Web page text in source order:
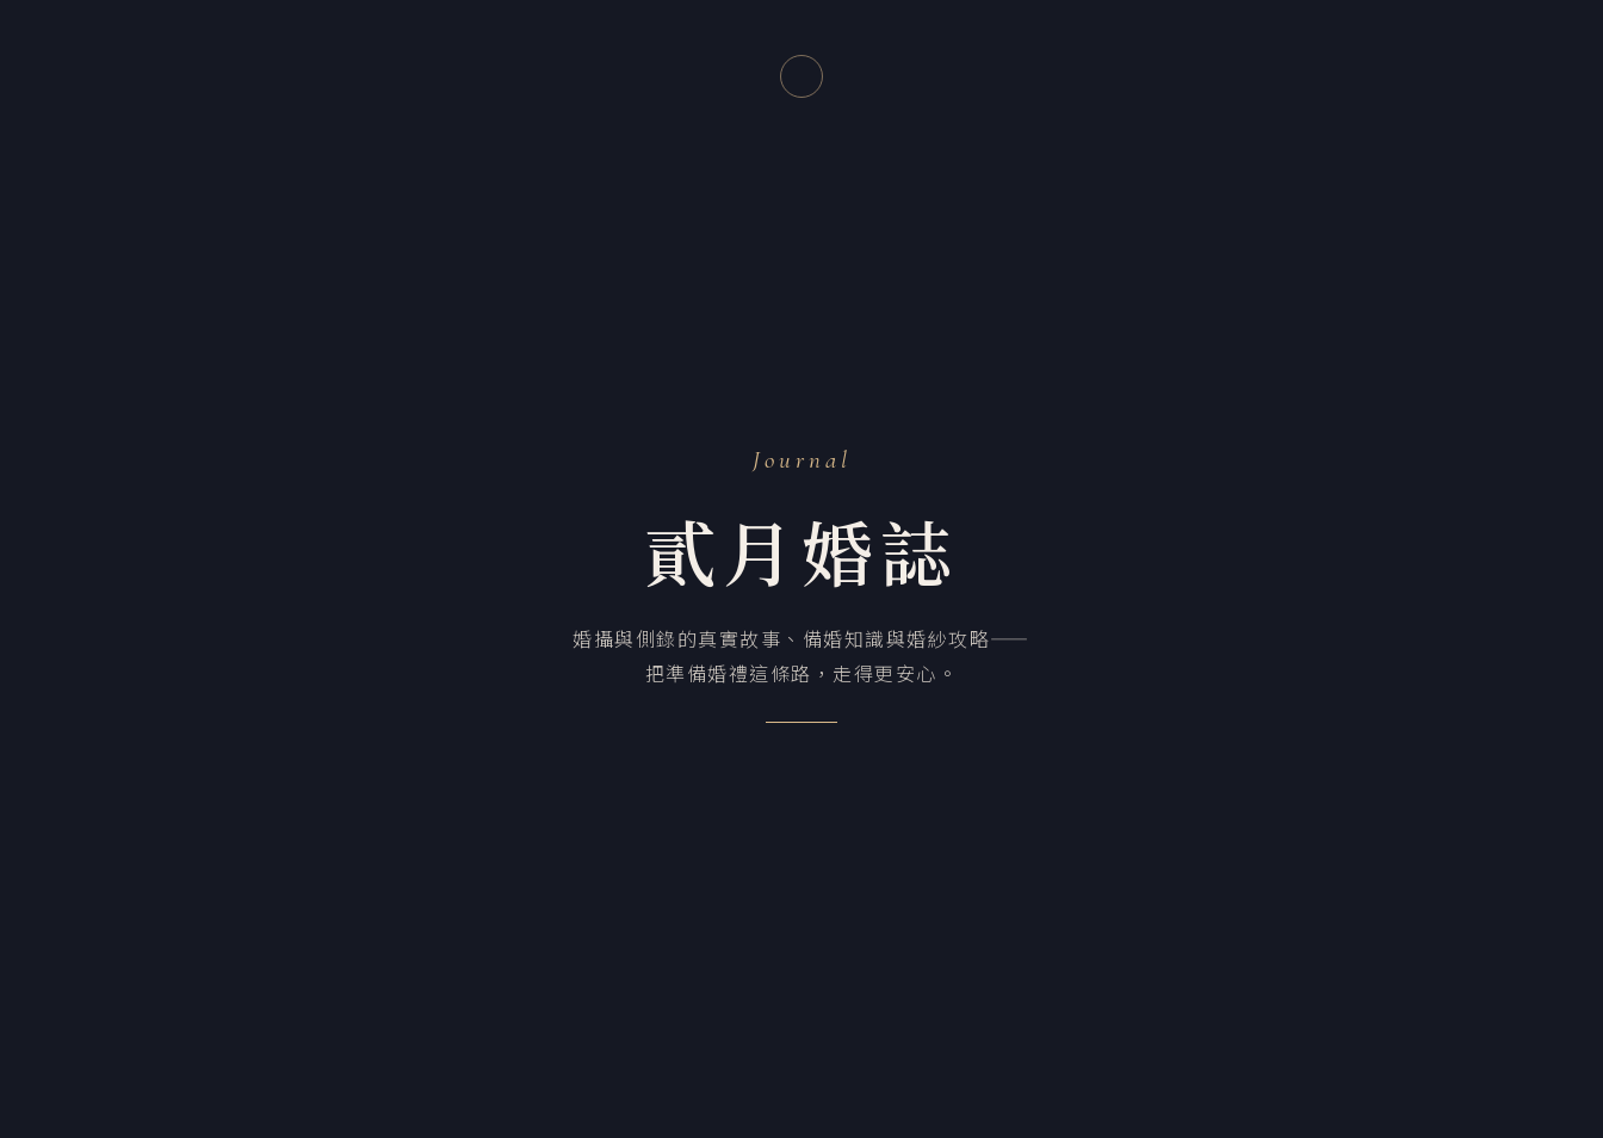
Journal
貳月婚誌
婚攝與側錄的真實故事、備婚知識與婚紗攻略——
把準備婚禮這條路，走得更安心。